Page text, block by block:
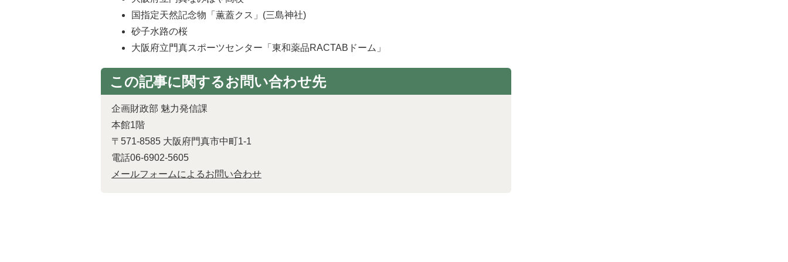
国指定天然記念物「薫蓋クス」(三島神社)
砂子水路の桜
大阪府立門真スポーツセンター「東和薬品RACTABドーム」
この記事に関するお問い合わせ先
企画財政部 魅力発信課
本館1階
〒571-8585 大阪府門真市中町1-1
電話06-6902-5605
メールフォームによるお問い合わせ